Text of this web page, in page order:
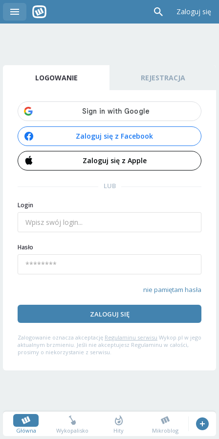
Zaloguj się
LOGOWANIE REJESTRACJA
Zaloguj się z Facebook
Zaloguj się z Apple
LUB
Login
Hasło
nie pamiętam hasła
ZALOGUJ SIĘ
Zalogowanie oznacza akceptację Regulaminu serwisu Wykop.pl w jego
aktualnym brzmieniu. Jeśli nie akceptujesz Regulaminu w całości,
prosimy o niekorzystanie z serwisu.
Główna Wykopalisko Hity Mikroblog